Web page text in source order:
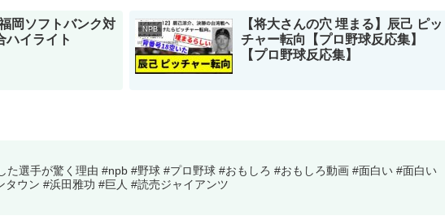
岡ソフトバンク対
ハイライト
NPB
【将大さんの穴 埋まる】辰己 ピッ
チャー転向【プロ野球反応集】
【プロ野球反応集】
た選手が驚く理由 #npb #野球 #プロ野球 #おもしろ #おもしろ動画 #面白い #面白い
タウン #浜田雅功 #巨人 #読売ジャイアンツ